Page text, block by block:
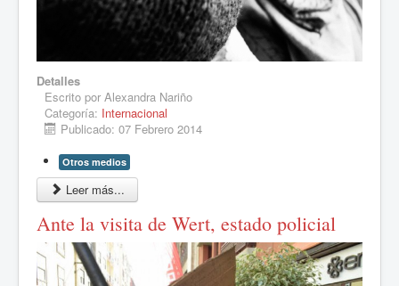
Detalles
Escrito por Alexandra Nariño
Categoría: Internacional
Publicado: 07 Febrero 2014
Otros medios
Leer más...
Ante la visita de Wert, estado policial